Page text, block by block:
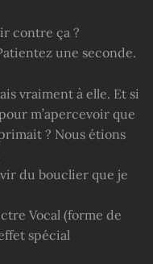
contre ça ?
une seconde.
vraiment à elle. Et si
m’apercevoir que
? Nous étions
du bouclier que je
Vocal (forme de
spécial